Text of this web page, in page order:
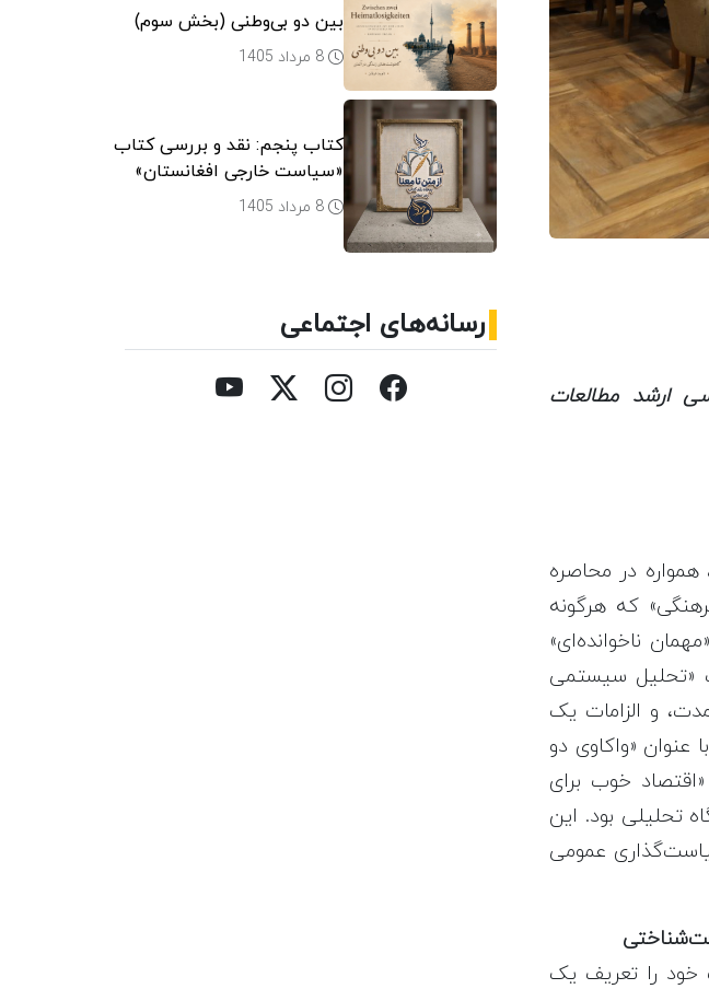
ارشد مطالعات
همواره در محاصره
که هرگونه
ناخوانده‌ای»
«تحلیل سیستمی
و الزامات یک
«واکاوی دو
خوب برای
تحلیلی بود. این
عمومی
را تعریف یک
بین دو بی‌وطنی (بخش سوم)
کتاب پنجم: نقد و بررسی کتاب
«سیاست خارجی افغانستان»
رسانه‌های اجتماعی